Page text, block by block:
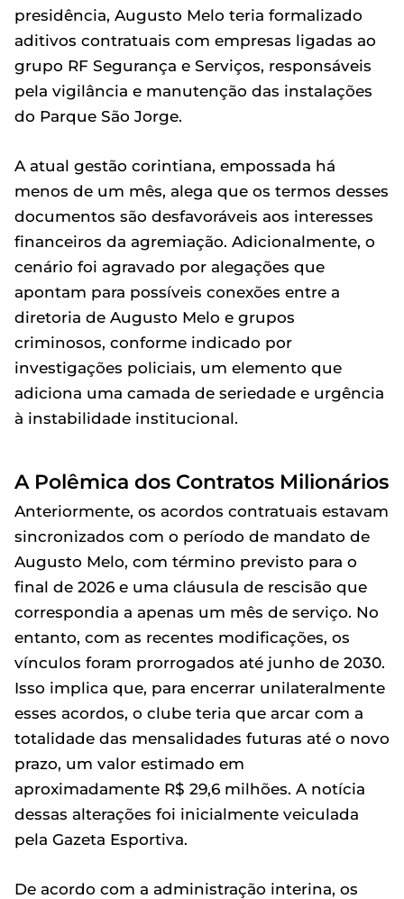
presidência, Augusto Melo teria formalizado
aditivos contratuais com empresas ligadas ao
grupo RF Segurança e Serviços, responsáveis
pela vigilância e manutenção das instalações
do Parque São Jorge.
A atual gestão corintiana, empossada há
menos de um mês, alega que os termos desses
documentos são desfavoráveis aos interesses
financeiros da agremiação. Adicionalmente, o
cenário foi agravado por alegações que
apontam para possíveis conexões entre a
diretoria de Augusto Melo e grupos
criminosos, conforme indicado por
investigações policiais, um elemento que
adiciona uma camada de seriedade e urgência
à instabilidade institucional.
A Polêmica dos Contratos Milionários
Anteriormente, os acordos contratuais estavam
sincronizados com o período de mandato de
Augusto Melo, com término previsto para o
final de 2026 e uma cláusula de rescisão que
correspondia a apenas um mês de serviço. No
entanto, com as recentes modificações, os
vínculos foram prorrogados até junho de 2030.
Isso implica que, para encerrar unilateralmente
esses acordos, o clube teria que arcar com a
totalidade das mensalidades futuras até o novo
prazo, um valor estimado em
aproximadamente R$ 29,6 milhões. A notícia
dessas alterações foi inicialmente veiculada
pela Gazeta Esportiva.
De acordo com a administração interina, os